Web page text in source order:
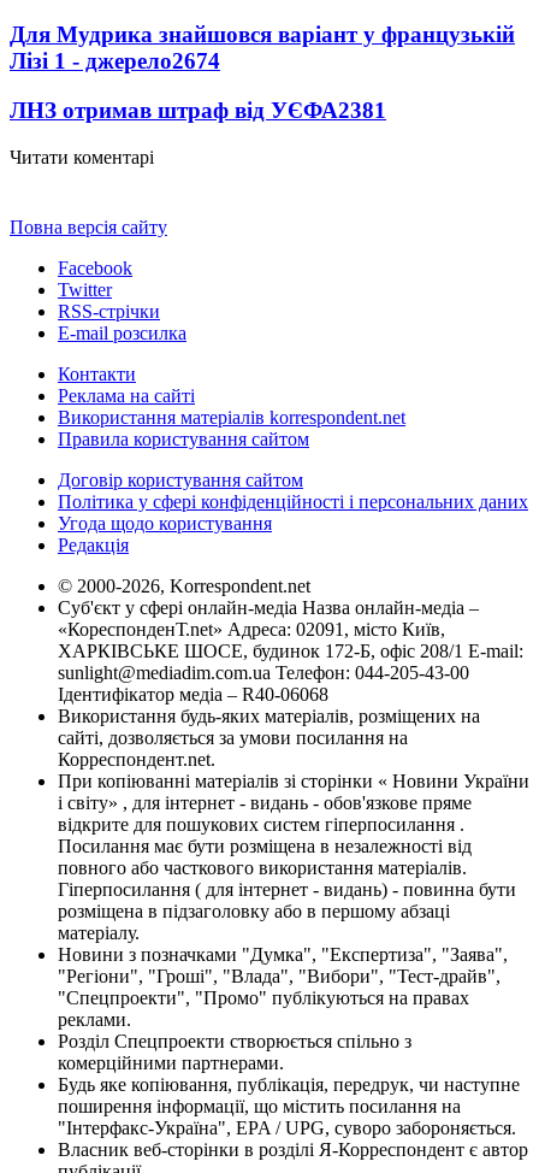
Для Мудрика знайшовся варіант у французькій
Лізі 1 - джерело2674
ЛНЗ отримав штраф від УЄФА2381
Читати коментарі
Повна версія сайту
Facebook
Twitter
RSS-стрічки
E-mail розсилка
Контакти
Реклама на сайті
Використання матеріалів korrespondent.net
Правила користування сайтом
Договір користування сайтом
Політика у сфері конфіденційності і персональних даних
Угода щодо користування
Редакція
© 2000-2026, Korrespondent.net
Суб'єкт у сфері онлайн-медіа Назва онлайн-медіа –
«КореспонденТ.net» Адреса: 02091, місто Київ,
ХАРКІВСЬКЕ ШОСЕ, будинок 172-Б, офіс 208/1 E-mail:
sunlight@mediadim.com.ua Телефон: 044-205-43-00
Ідентифікатор медіа – R40-06068
Використання будь-яких матеріалів, розміщених на
сайті, дозволяється за умови посилання на
Корреспондент.net.
При копіюванні матеріалів зі сторінки « Новини України
і світу» , для інтернет - видань - обов'язкове пряме
відкрите для пошукових систем гіперпосилання .
Посилання має бути розміщена в незалежності від
повного або часткового використання матеріалів.
Гіперпосилання ( для інтернет - видань) - повинна бути
розміщена в підзаголовку або в першому абзаці
матеріалу.
Новини з позначками "Думка", "Експертиза", "Заява",
"Регіони", "Гроші", "Влада", "Вибори", "Тест-драйв",
"Спецпроекти", "Промо" публікуються на правах
реклами.
Розділ Спецпроекти створюється спільно з
комерційними партнерами.
Будь яке копіювання, публікація, передрук, чи наступне
поширення інформації, що містить посилання на
"Інтерфакс-Україна", EPA / UPG, суворо забороняється.
Власник веб-сторінки в розділі Я-Корреспондент є автор